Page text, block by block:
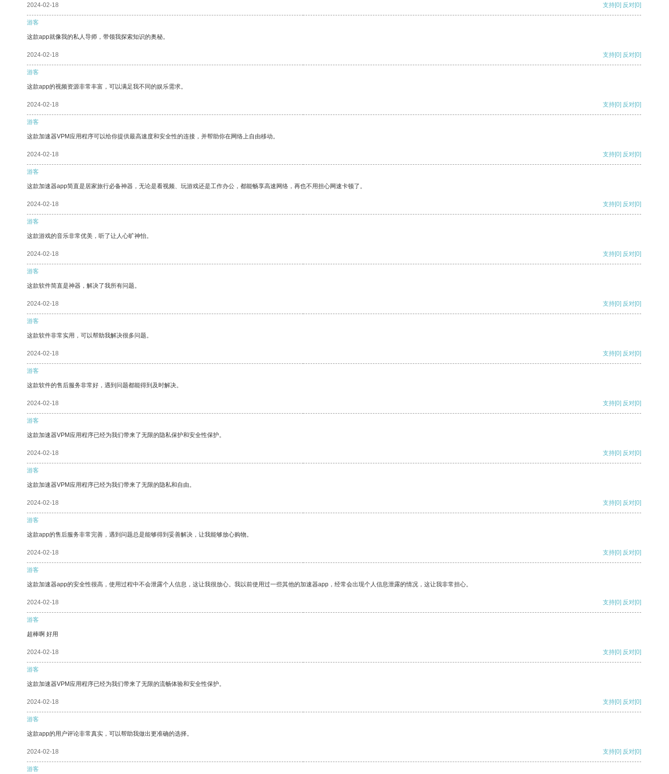
2024-02-18 支持[0] 反对[0]
游客
这款app就像我的私人导师，带领我探索知识的奥秘。
2024-02-18 支持[0] 反对[0]
游客
这款app的视频资源非常丰富，可以满足我不同的娱乐需求。
2024-02-18 支持[0] 反对[0]
游客
这款加速器VPM应用程序可以给你提供最高速度和安全性的连接，并帮助你在网络上自由移动。
2024-02-18 支持[0] 反对[0]
游客
这款加速器app简直是居家旅行必备神器，无论是看视频、玩游戏还是工作办公，都能畅享高速网络，再也不用担心网速卡顿了。
2024-02-18 支持[0] 反对[0]
游客
这款游戏的音乐非常优美，听了让人心旷神怡。
2024-02-18 支持[0] 反对[0]
游客
这款软件简直是神器，解决了我所有问题。
2024-02-18 支持[0] 反对[0]
游客
这款软件非常实用，可以帮助我解决很多问题。
2024-02-18 支持[0] 反对[0]
游客
这款软件的售后服务非常好，遇到问题都能得到及时解决。
2024-02-18 支持[0] 反对[0]
游客
这款加速器VPM应用程序已经为我们带来了无限的隐私保护和安全性保护。
2024-02-18 支持[0] 反对[0]
游客
这款加速器VPM应用程序已经为我们带来了无限的隐私和自由。
2024-02-18 支持[0] 反对[0]
游客
这款app的售后服务非常完善，遇到问题总是能够得到妥善解决，让我能够放心购物。
2024-02-18 支持[0] 反对[0]
游客
这款加速器app的安全性很高，使用过程中不会泄露个人信息，这让我很放心。我以前使用过一些其他的加速器app，经常会出现个人信息泄露的情况，这让我非常担心。
2024-02-18 支持[0] 反对[0]
游客
超棒啊 好用
2024-02-18 支持[0] 反对[0]
游客
这款加速器VPM应用程序已经为我们带来了无限的流畅体验和安全性保护。
2024-02-18 支持[0] 反对[0]
游客
这款app的用户评论非常真实，可以帮助我做出更准确的选择。
2024-02-18 支持[0] 反对[0]
游客